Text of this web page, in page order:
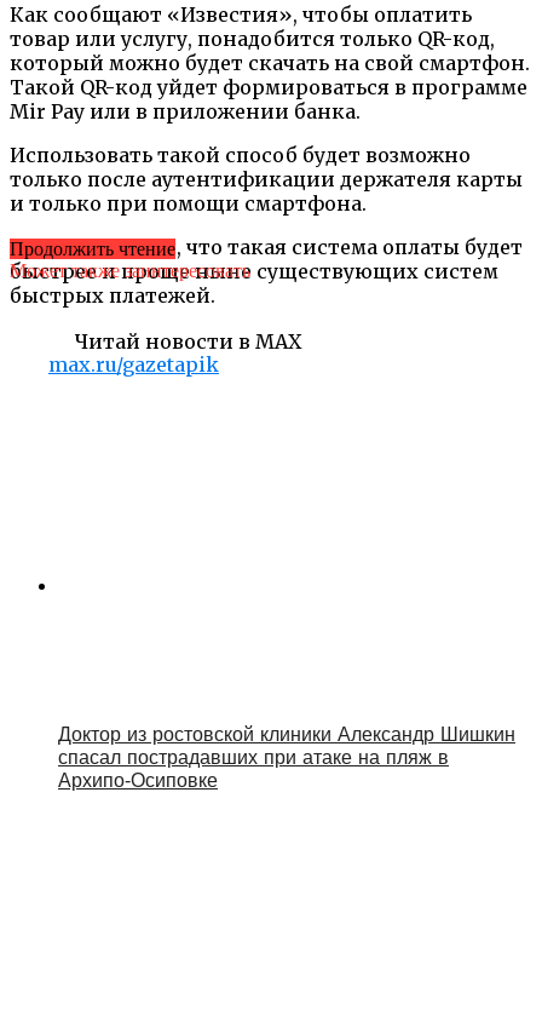
Как сообщают «Известия», чтобы оплатить
товар или услугу, понадобится только QR-код,
который можно будет скачать на свой смартфон.
Такой QR-код уйдет формироваться в программе
Mir Pay или в приложении банка.
Использовать такой способ будет возможно
только после аутентификации держателя карты
и только при помощи смартфона.
Предполагается, что такая система оплаты будет
быстрее и проще ныне существующих систем
быстрых платежей.
Читай новости в MAX
max.ru/gazetapik
Продолжить чтение
Может также заинтересовать
Доктор из ростовской клиники Александр Шишкин
спасал пострадавших при атаке на пляж в
Архипо‑Осиповке